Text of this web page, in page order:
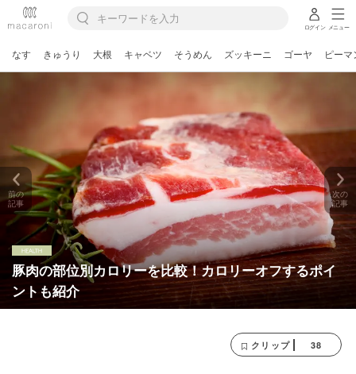
ログイン メニュー
なす きゅうり 大根 キャベツ そうめん ズッキーニ ゴーヤ ピーマ
豚肉の部位別カロリーを比較！カロリーオフするポイ
ントも紹介
前の
記事
次の
記事
クリップ 38